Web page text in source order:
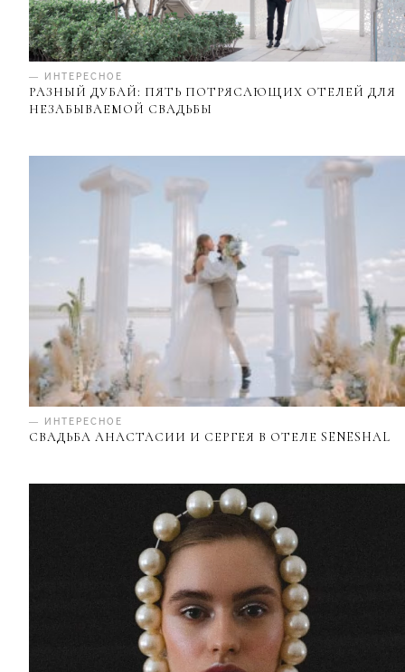
— ИНТЕРЕСНОЕ
РАЗНЫЙ ДУБАЙ: ПЯТЬ ПОТРЯСАЮЩИХ ОТЕЛЕЙ ДЛЯ
НЕЗАБЫВАЕМОЙ СВАДЬБЫ
— ИНТЕРЕСНОЕ
СВАДЬБА АНАСТАСИИ И СЕРГЕЯ В ОТЕЛЕ SENESHAL